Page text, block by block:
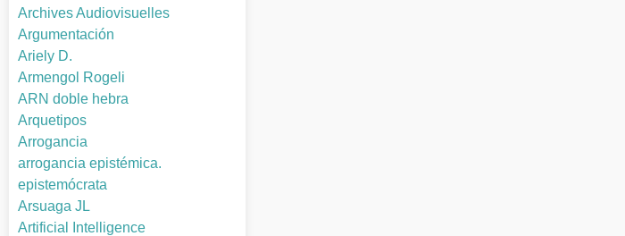
Archives Audiovisuelles
Argumentación
Ariely D.
Armengol Rogeli
ARN doble hebra
Arquetipos
Arrogancia
arrogancia epistémica.
epistemócrata
Arsuaga JL
Artificial Intelligence